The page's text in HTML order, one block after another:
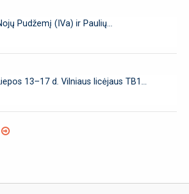
Pudžemį (IVa) ir Paulių...
13–17 d. Vilniaus licėjaus TB1...